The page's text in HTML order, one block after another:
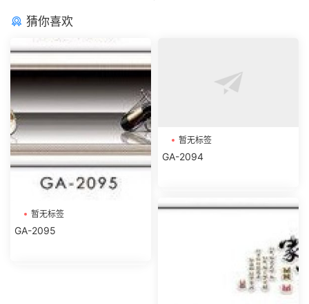
猜你喜欢
暂无标签
GA-2095
暂无标签
GA-2094